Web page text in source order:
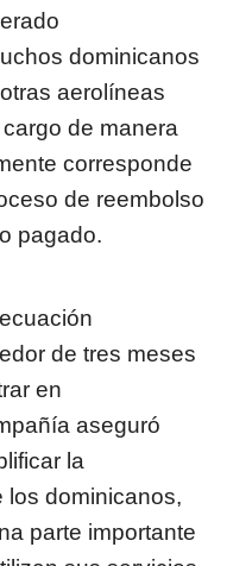
dominicanos
aerolíneas
de manera
corresponde
de reembolso
pagado.
de tres meses
en
aseguró
la
los dominicanos,
parte importante